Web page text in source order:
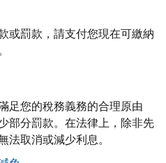
或罰款，請支付您現在可繳納
足您的稅務義務的合理原由
部分罰款。在法律上，除非先
法取消或減少利息。